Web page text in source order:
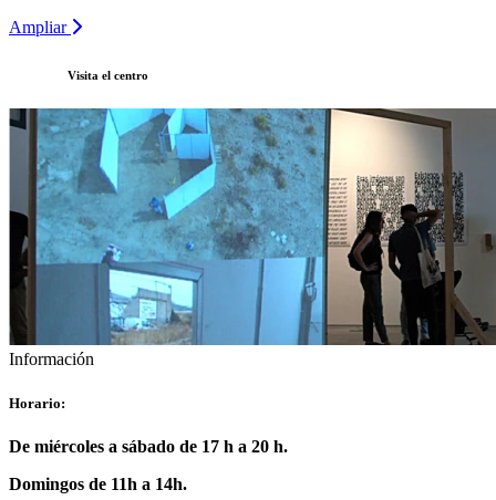
Ampliar
Visita el centro
Información
Horario:
De miércoles a sábado de 17 h a 20 h.
Domingos de 11h a 14h.